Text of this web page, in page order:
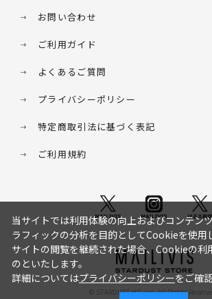
お問い合わせ
ご利用ガイド
よくあるご質問
プライバシーポリシー
特定商取引法に基づく表記
ご利用規約
© STARDUST HD. inc. All Rights
当サイトでは利用体験の向上およびコンテン
ラフィックの分析を目的としてCookieを使用
サイトの閲覧を継続された場合、Cookieの利
のといたします。
詳細についてはプライバシーポリシーをご確